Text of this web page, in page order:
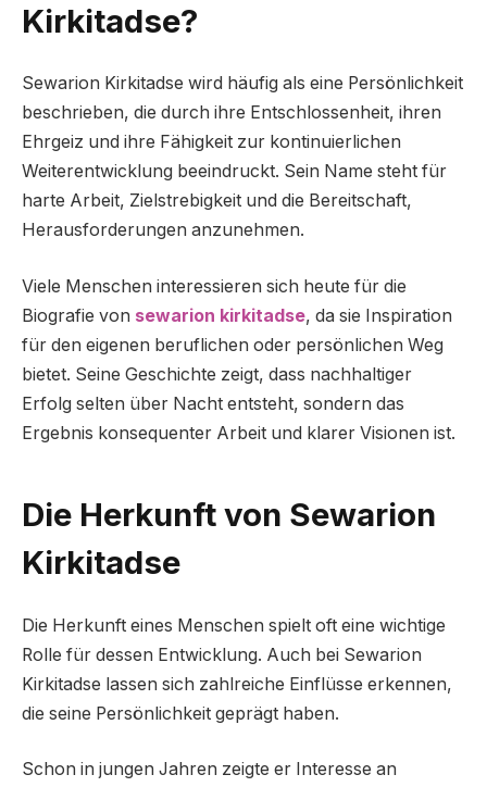
Kirkitadse?
Sewarion Kirkitadse wird häufig als eine Persönlichkeit
beschrieben, die durch ihre Entschlossenheit, ihren
Ehrgeiz und ihre Fähigkeit zur kontinuierlichen
Weiterentwicklung beeindruckt. Sein Name steht für
harte Arbeit, Zielstrebigkeit und die Bereitschaft,
Herausforderungen anzunehmen.
Viele Menschen interessieren sich heute für die
Biografie von sewarion kirkitadse, da sie Inspiration
für den eigenen beruflichen oder persönlichen Weg
bietet. Seine Geschichte zeigt, dass nachhaltiger
Erfolg selten über Nacht entsteht, sondern das
Ergebnis konsequenter Arbeit und klarer Visionen ist.
Die Herkunft von Sewarion
Kirkitadse
Die Herkunft eines Menschen spielt oft eine wichtige
Rolle für dessen Entwicklung. Auch bei Sewarion
Kirkitadse lassen sich zahlreiche Einflüsse erkennen,
die seine Persönlichkeit geprägt haben.
Schon in jungen Jahren zeigte er Interesse an